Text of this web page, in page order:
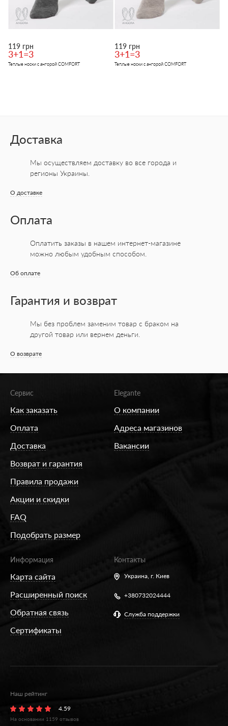
119 грн
3+1=3
Теплые носки с ангорой COMFORT
119 грн
3+1=3
Теплые носки с ангорой COMFORT
Доставка
Мы осуществляем доставку во все города и
регионы Украины.
О доставке
Оплата
Оплатить заказы в нашем интернет-магазине
можно любым удобным способом.
Об оплате
Гарантия и возврат
Мы без проблем заменим товар с браком на
другой товар или вернем деньги.
О возврате
Сервис
Как заказать
Оплата
Доставка
Возврат и гарантия
Правила продажи
Акции и скидки
FAQ
Подобрать размер
Elegante
О компании
Адреса магазинов
Вакансии
Информация
Карта сайта
Расширенный поиск
Обратная связь
Сертификаты
Контакты
Украина, г. Киев
+380732024444
Служба поддержки
Наш рейтинг
4.59
На основании 1159 отзывов